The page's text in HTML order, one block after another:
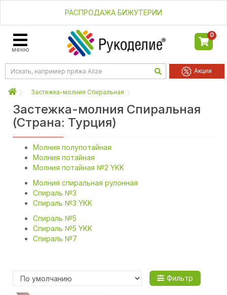
РАСПРОДАЖА БИЖУТЕРИИ
меню
0
Акции
Застежка-молния Спиральная
Застежка-молния Спиральная
(Страна: Турция)
Молния полупотайная
Молния потайная
Молния потайная №2 YKK
Молния спиральная рулонная
Спираль №3
Спираль №3 YKK
Спираль №5
Спираль №5 YKK
Спираль №7
Фильтр